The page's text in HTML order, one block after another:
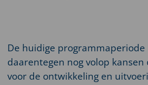
De huidige
daarentegen nog volop
voor de ontwikkeling en